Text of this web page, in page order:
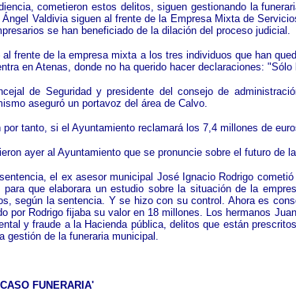
cometieron estos delitos, siguen gestionando la
Valdivia siguen al frente de la Empresa Mixta de
se han beneficiado de la dilación del proceso judicial.
frente de la empresa mixta a los tres individuos que han
en Atenas, donde no ha querido hacer declaraciones:
de Seguridad y presidente del consejo de
aseguró un portavoz del área de Calvo.
tanto, si el Ayuntamiento reclamará los 7,4 millones de
ayer al Ayuntamiento que se pronuncie sobre el futuro
el ex asesor municipal José Ignacio Rodrigo
que elaborara un estudio sobre la situación de la
según la sentencia. Y se hizo con su control. Ahora es
por Rodrigo fijaba su valor en 18 millones. Los hermanos
y fraude a la Hacienda pública, delitos que están
gestión de la funeraria municipal.
FUNERARIA'